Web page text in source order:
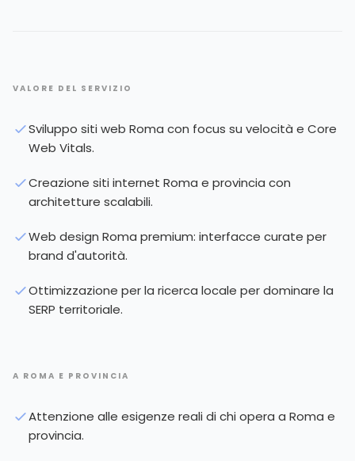
VALORE DEL SERVIZIO
Sviluppo siti web Roma con focus su velocità e Core
Web Vitals.
Creazione siti internet Roma e provincia con
architetture scalabili.
Web design Roma premium: interfacce curate per
brand d'autorità.
Ottimizzazione per la ricerca locale per dominare la
SERP territoriale.
A ROMA E PROVINCIA
Attenzione alle esigenze reali di chi opera a Roma e
provincia.